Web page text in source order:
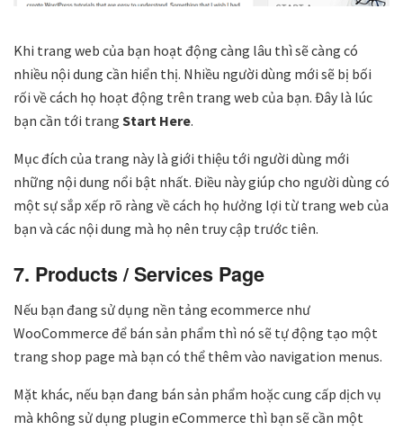
Khi trang web của bạn hoạt động càng lâu thì sẽ càng có
nhiều nội dung cần hiển thị. Nhiều người dùng mới sẽ bị bối
rối về cách họ hoạt động trên trang web của bạn. Đây là lúc
bạn cần tới trang Start Here.
Mục đích của trang này là giới thiệu tới người dùng mới
những nội dung nổi bật nhất. Điều này giúp cho người dùng có
một sự sắp xếp rõ ràng về cách họ hưởng lợi từ trang web của
bạn và các nội dung mà họ nên truy cập trước tiên.
7. Products / Services Page
Nếu bạn đang sử dụng nền tảng ecommerce như
WooCommerce để bán sản phẩm thì nó sẽ tự động tạo một
trang shop page mà bạn có thể thêm vào navigation menus.
Mặt khác, nếu bạn đang bán sản phẩm hoặc cung cấp dịch vụ
mà không sử dụng plugin eCommerce thì bạn sẽ cần một